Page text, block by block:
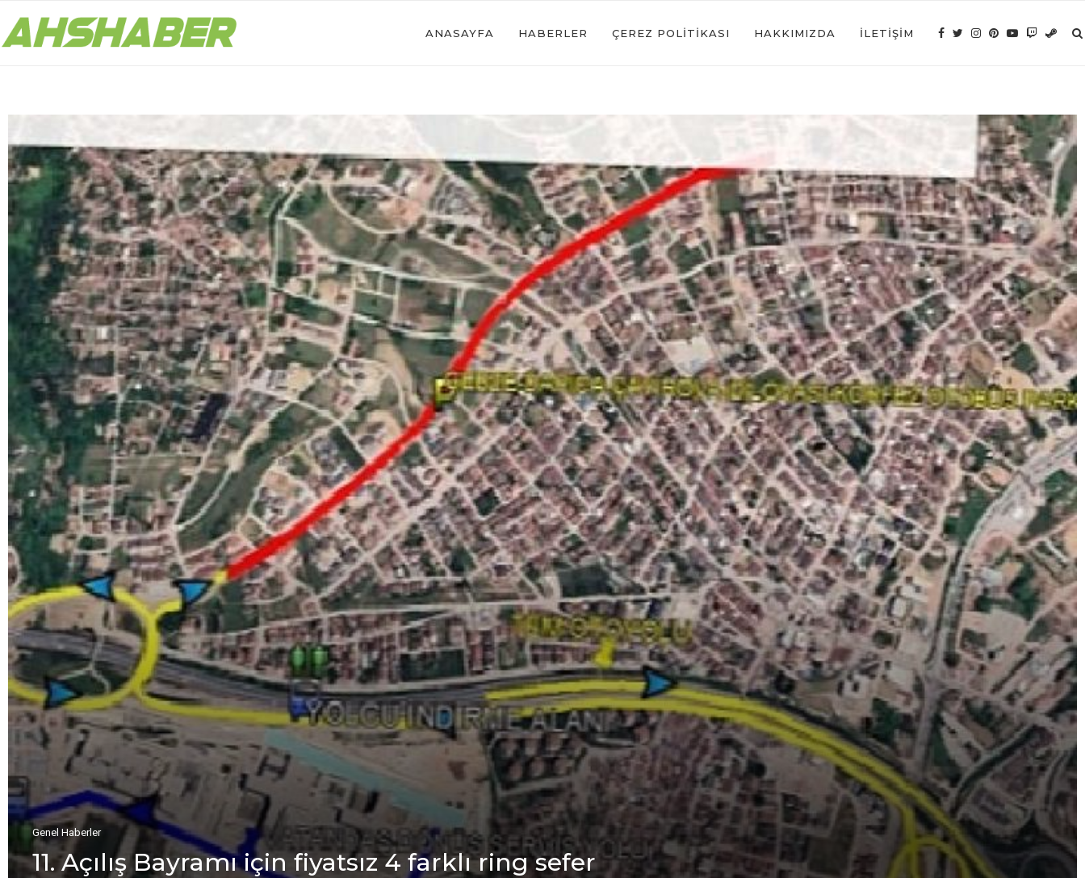
ANASAYFA HABERLER ÇEREZ POLITIKASI HAKKIMIZDA İLETIŞIM
Genel Haberler
11. Açılış Bayramı için fiyatsız 4 farklı ring sefer